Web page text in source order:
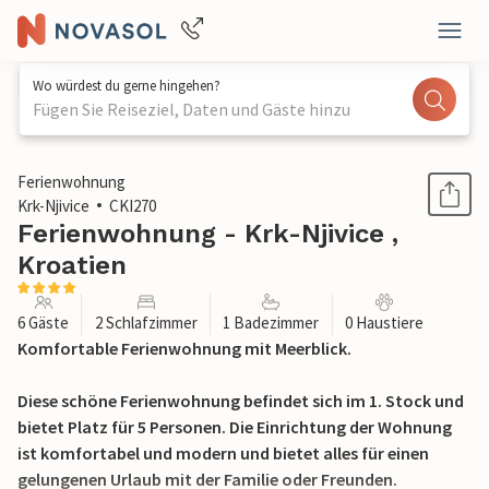
Wo würdest du gerne hingehen?
Fügen Sie Reiseziel, Daten und Gäste hinzu
1 / 21
Ferienwohnung
Krk-Njivice
CKI270
Ferienwohnung - Krk-Njivice ,
Kroatien
6 Gäste 2 Schlafzimmer 1 Badezimmer 0 Haustiere
Komfortable Ferienwohnung mit Meerblick.
Diese schöne Ferienwohnung befindet sich im 1. Stock und
bietet Platz für 5 Personen. Die Einrichtung der Wohnung
ist komfortabel und modern und bietet alles für einen
gelungenen Urlaub mit der Familie oder Freunden.